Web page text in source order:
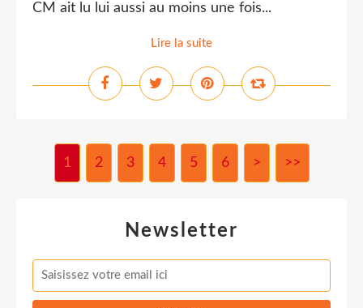
CM ait lu lui aussi au moins une fois...
Lire la suite
1 2 3 4 5 6 > >>
Newsletter